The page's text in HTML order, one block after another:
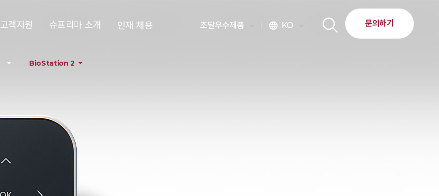
고객지원 슈프리마 소개 인재 채용 조달우수제품 language KO 문의하기
BioStation 2